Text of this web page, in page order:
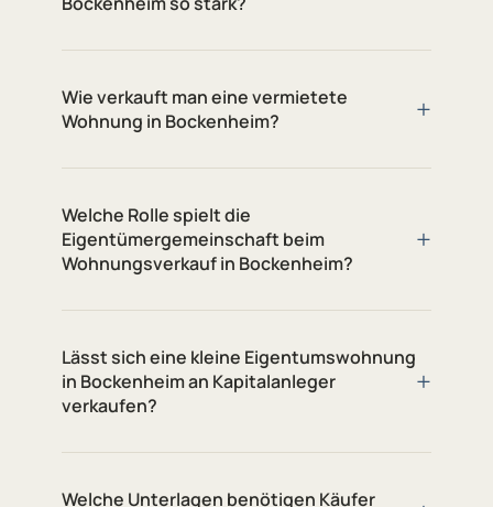
Wie verkauft man eine vermietete
Wohnung in Bockenheim?
+
Welche Rolle spielt die
Eigentümergemeinschaft beim
Wohnungsverkauf in Bockenheim?
+
Lässt sich eine kleine Eigentumswohnung
in Bockenheim an Kapitalanleger
verkaufen?
+
Welche Unterlagen benötigen Käufer